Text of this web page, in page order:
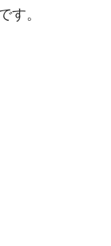
す。